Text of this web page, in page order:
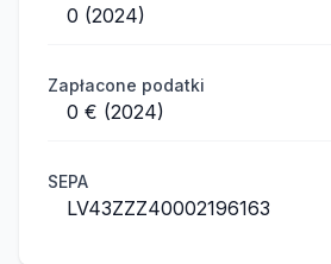
0 (2024)
Zapłacone podatki
0 € (2024)
SEPA
LV43ZZZ40002196163